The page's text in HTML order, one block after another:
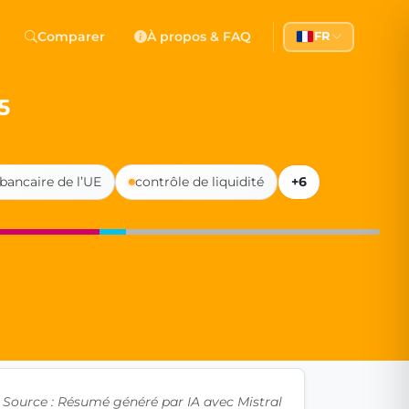
government transparency, and citizen
Comparer À propos & FAQ FR
de l’UE contrôle de liquidité
+6
Source : Résumé généré par IA avec Mistral